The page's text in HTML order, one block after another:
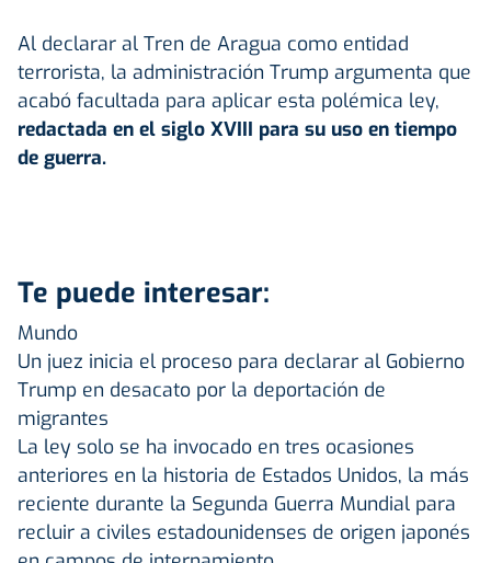
Al declarar al Tren de Aragua como entidad
terrorista, la administración Trump argumenta que
acabó facultada para aplicar esta polémica ley,
redactada en el siglo XVIII para su uso en tiempo
de guerra.
Te puede interesar:
Mundo
Un juez inicia el proceso para declarar al Gobierno
Trump en desacato por la deportación de
migrantes
La ley solo se ha invocado en tres ocasiones
anteriores en la historia de Estados Unidos, la más
reciente durante la Segunda Guerra Mundial para
recluir a civiles estadounidenses de origen japonés